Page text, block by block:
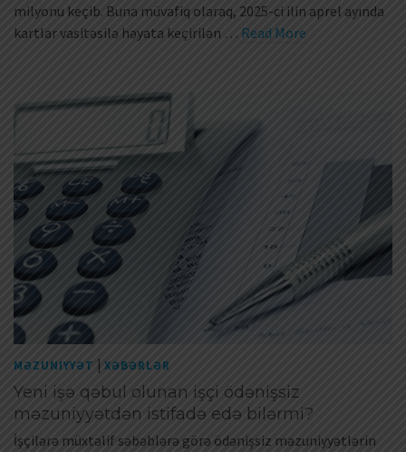
milyonu keçib. Buna müvafiq olaraq, 2025-ci ilin aprel ayında
kartlar vasitəsilə həyata keçirilən … Read More
MƏZUNIYYƏT | XƏBƏRLƏR
Yeni işə qəbul olunan işçi ödənişsiz
məzuniyyətdən istifadə edə bilərmi?
İşçilərə müxtəlif səbəblərə görə ödənişsiz məzuniyyətlərin